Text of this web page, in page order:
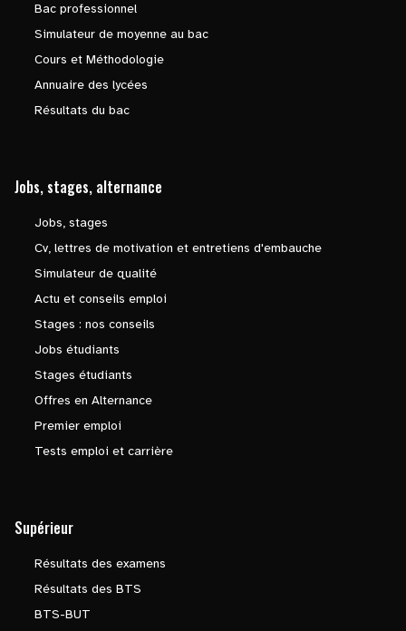
Bac professionnel
Simulateur de moyenne au bac
Cours et Méthodologie
Annuaire des lycées
Résultats du bac
Jobs, stages, alternance
Jobs, stages
Cv, lettres de motivation et entretiens d'embauche
Simulateur de qualité
Actu et conseils emploi
Stages : nos conseils
Jobs étudiants
Stages étudiants
Offres en Alternance
Premier emploi
Tests emploi et carrière
Supérieur
Résultats des examens
Résultats des BTS
BTS-BUT